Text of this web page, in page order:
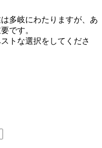
多岐にわたりますが、あ
です。
トな選択をしてくださ